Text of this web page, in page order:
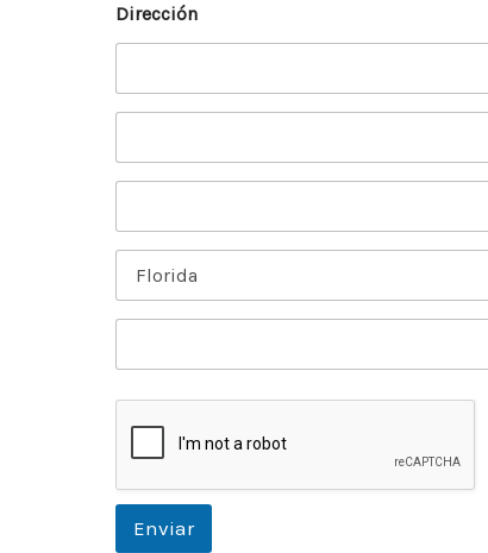
Dirección
Enviar